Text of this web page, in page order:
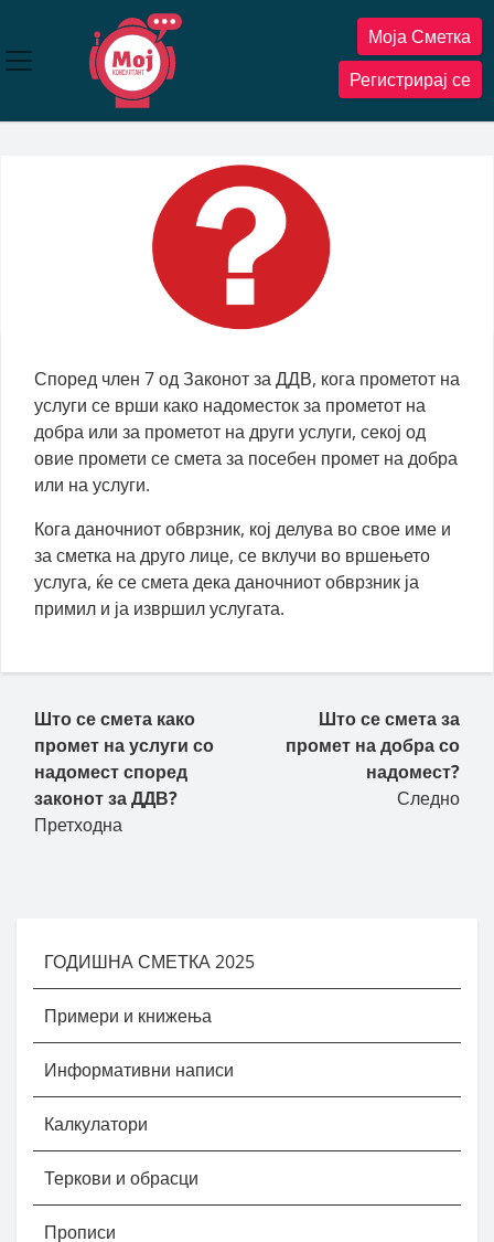
содржината
Моја Сметка
Регистрирај се
Според член 7 од Законот за ДДВ, кога прометот на
услуги се врши како надоместок за прометот на
добра или за прометот на други услуги, секој од
овие промети се смета за посебен промет на добра
или на услуги.
Кога даночниот обврзник, кој делува во свое име и
за сметка на друго лице, се вклучи во вршењето
услуга, ќе се смета дека даночниот обврзник ја
примил и ја извршил услугата.
Пост навигација
Што се смета како
промет на услуги со
надомест според
законот за ДДВ?
Претходна
Што се смета за
промет на добра со
надомест?
Следно
ГОДИШНА СМЕТКА 2025
Примери и книжења
Информативни написи
Калкулатори
Теркови и обрасци
Прописи